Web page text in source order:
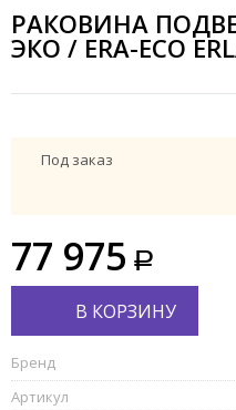
РАКОВИНА
ЭКО / ERA-ECO
Под заказ
77 975
В КОРЗИНУ
Бренд
Артикул